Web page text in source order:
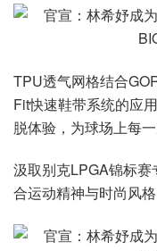
TPU透气网格结合
Fit快速鞋带系统的应
脱体验，为球场上每
汲取别克LPGA锦标
合运动精神与时尚风